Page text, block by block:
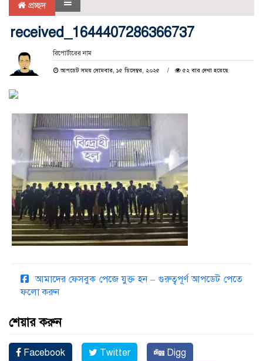
প্রচ্ছদ
received_1644407286366737
রিপোর্টারের নাম
আপডেট সময় সোমবার, ১৫ ডিসেম্বর, ২০২৫ ৫২ বার দেখা হয়েছে
আমাদের ফেসবুক পেজে যুক্ত হন – গুরুত্বপূর্ণ আপডেট পেতে
ফলো করুন
শেয়ার করুন
Facebook Twitter Digg